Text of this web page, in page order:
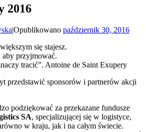
2016
|Opublikowano październik 30, 2016
się stajesz.
aby przyjmować.
tracić”. Antoine de Saint Exupery
przedstawić sponsorów i partnerów akcji
podziękować za przekazane fundusze
SA, specjalizującej się w logistyce,
w kraju, jak i na całym świecie.